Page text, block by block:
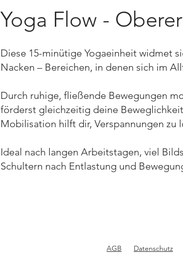
Yoga Flow -
Diese 15-minütige Yogaeinheit widmet
Nacken – Bereichen, in denen sich im
Durch ruhige, fließende Bewegungen
förderst gleichzeitig deine
Mobilisation hilft dir, Verspannungen
Ideal nach langen Arbeitstagen, viel
Schultern nach Entlastung und
AGB Datenschutz